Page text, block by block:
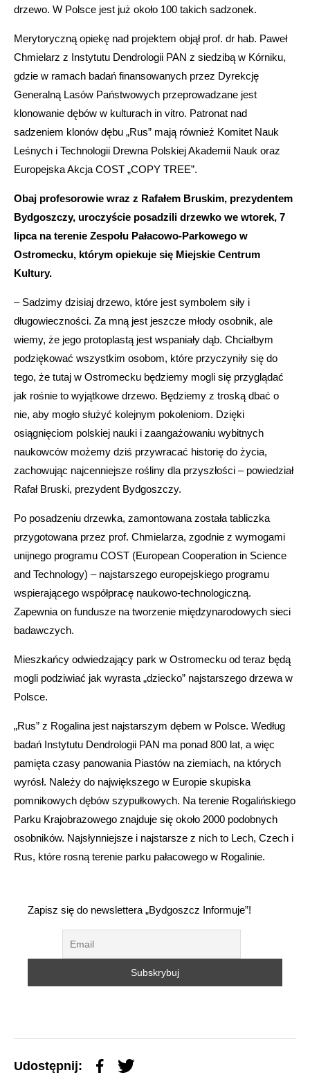
drzewo. W Polsce jest już około 100 takich sadzonek.
Merytoryczną opiekę nad projektem objął prof. dr hab. Paweł
Chmielarz z Instytutu Dendrologii PAN z siedzibą w Kórniku,
gdzie w ramach badań finansowanych przez Dyrekcję
Generalną Lasów Państwowych przeprowadzane jest
klonowanie dębów w kulturach in vitro. Patronat nad
sadzeniem klonów dębu „Rus” mają również Komitet Nauk
Leśnych i Technologii Drewna Polskiej Akademii Nauk oraz
Europejska Akcja COST „COPY TREE”.
Obaj profesorowie wraz z Rafałem Bruskim, prezydentem
Bydgoszczy, uroczyście posadzili drzewko we wtorek, 7
lipca na terenie Zespołu Pałacowo-Parkowego w
Ostromecku, którym opiekuje się Miejskie Centrum
Kultury.
– Sadzimy dzisiaj drzewo, które jest symbolem siły i
długowieczności. Za mną jest jeszcze młody osobnik, ale
wiemy, że jego protoplastą jest wspaniały dąb. Chciałbym
podziękować wszystkim osobom, które przyczyniły się do
tego, że tutaj w Ostromecku będziemy mogli się przyglądać
jak rośnie to wyjątkowe drzewo. Będziemy z troską dbać o
nie, aby mogło służyć kolejnym pokoleniom. Dzięki
osiągnięciom polskiej nauki i zaangażowaniu wybitnych
naukowców możemy dziś przywracać historię do życia,
zachowując najcenniejsze rośliny dla przyszłości – powiedział
Rafał Bruski, prezydent Bydgoszczy.
Po posadzeniu drzewka, zamontowana została tabliczka
przygotowana przez prof. Chmielarza, zgodnie z wymogami
unijnego programu COST (European Cooperation in Science
and Technology) – najstarszego europejskiego programu
wspierającego współpracę naukowo-technologiczną.
Zapewnia on fundusze na tworzenie międzynarodowych sieci
badawczych.
Mieszkańcy odwiedzający park w Ostromecku od teraz będą
mogli podziwiać jak wyrasta „dziecko” najstarszego drzewa w
Polsce.
„Rus” z Rogalina jest najstarszym dębem w Polsce. Według
badań Instytutu Dendrologii PAN ma ponad 800 lat, a więc
pamięta czasy panowania Piastów na ziemiach, na których
wyrósł. Należy do największego w Europie skupiska
pomnikowych dębów szypułkowych. Na terenie Rogalińskiego
Parku Krajobrazowego znajduje się około 2000 podobnych
osobników. Najsłynniejsze i najstarsze z nich to Lech, Czech i
Rus, które rosną terenie parku pałacowego w Rogalinie.
Zapisz się do newslettera „Bydgoszcz Informuje”!
Udostępnij: